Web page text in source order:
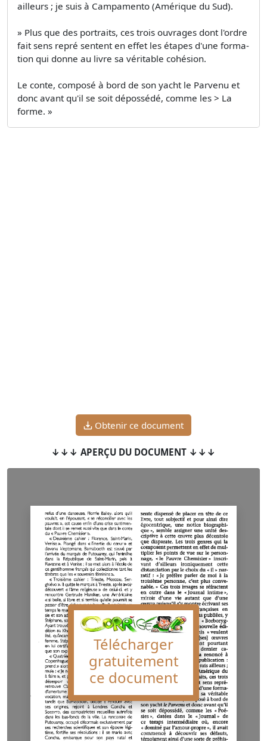
ailleurs ; je suis à Campamento (Amérique du Sud).
» Plus que des portraits, ces trois ouvrages dont l'ordre
fait sens repré­ sentent en effet les étapes d'une forma­
tion qui donne au livre sa véritable cohésion.
Le conte, composé à bord de son yacht le Parvenu et
donc avant qu'il se soit dépossédé, comme les > La
forme. »
Obtenir ce document
↓↓↓ APERÇU DU DOCUMENT ↓↓↓
Télécharger
gratuitement
ce document